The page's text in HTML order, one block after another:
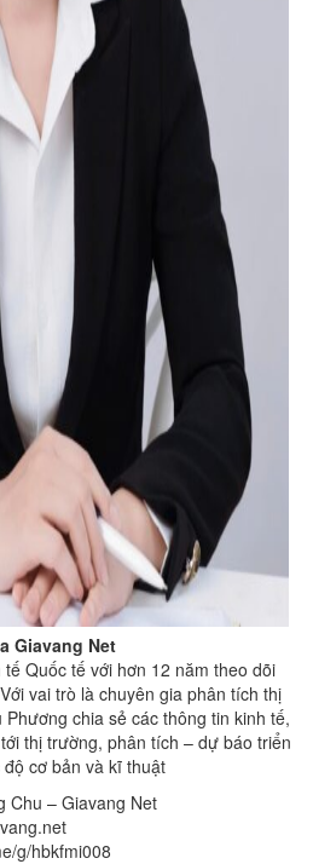
Giavang Net
Quốc tế với hơn 12 năm theo dõi
vai trò là chuyên gia phân tích thị
chia sẻ các thông tin kinh tế,
thị trường, phân tích – dự báo triển
cơ bản và kĩ thuật
Chu – Giavang Net
g/hbkfmi008